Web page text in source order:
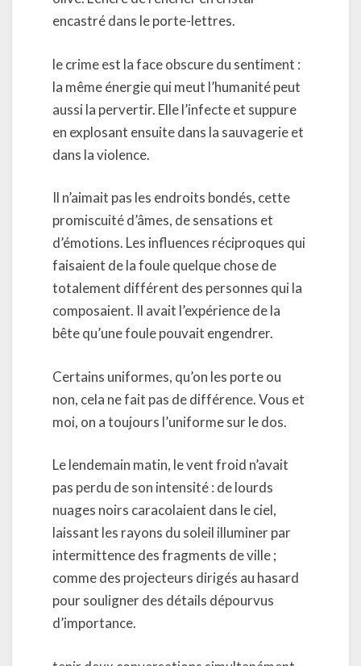
encastré dans le porte-lettres.
le crime est la face obscure du sentiment :
la même énergie qui meut l’humanité peut
aussi la pervertir. Elle l’infecte et suppure
en explosant ensuite dans la sauvagerie et
dans la violence.
Il n’aimait pas les endroits bondés, cette
promiscuité d’âmes, de sensations et
d’émotions. Les influences réciproques qui
faisaient de la foule quelque chose de
totalement différent des personnes qui la
composaient. Il avait l’expérience de la
bête qu’une foule pouvait engendrer.
Certains uniformes, qu’on les porte ou
non, cela ne fait pas de différence. Vous et
moi, on a toujours l’uniforme sur le dos.
Le lendemain matin, le vent froid n’avait
pas perdu de son intensité : de lourds
nuages noirs caracolaient dans le ciel,
laissant les rayons du soleil illuminer par
intermittence des fragments de ville ;
comme des projecteurs dirigés au hasard
pour souligner des détails dépourvus
d’importance.